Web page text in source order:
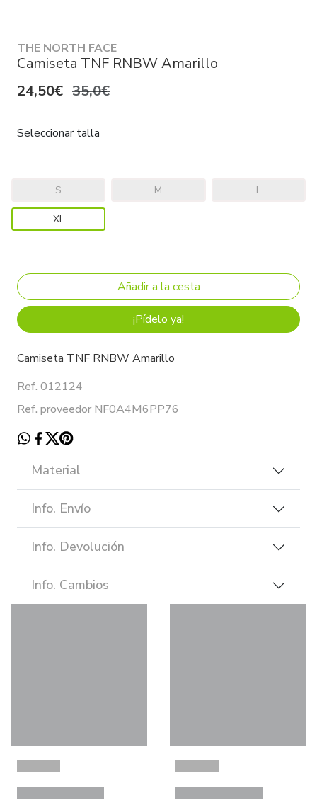
THE NORTH FACE
Camiseta TNF RNBW Amarillo
24,50€ 35,0€
Seleccionar talla
S M L
XL
¡Pídelo ya!
Camiseta TNF RNBW Amarillo
Ref. 012124
Ref. proveedor NF0A4M6PP76
Material
Info. Envío
Info. Devolución
Info. Cambios